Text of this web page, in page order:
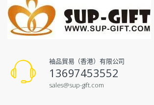
袖品貿易（香港）有限公司
13697453552
sales@sup-gift.com